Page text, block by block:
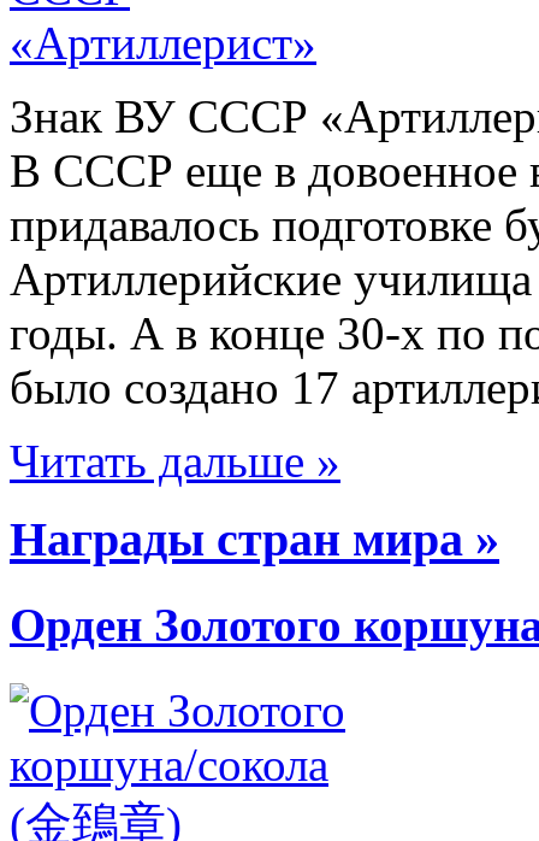
Знак ВУ СССР
В СССР еще в довоенное
придавалось подготовке
Артиллерийские училища
годы. А в конце 30-х по
было создано 17
Читать дальше »
Награды стран мира »
Орден Золотого